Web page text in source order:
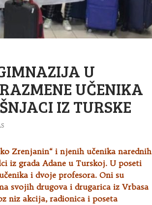
U
UČENIKA
IZ TURSKE
Zrenjanin“ i njenih učenika narednih
iz grada Adane u Turskoj. U poseti
učenika i dvoje profesora. Oni su
svojih drugova i drugarica iz Vrbasa
niz akcija, radionica i poseta